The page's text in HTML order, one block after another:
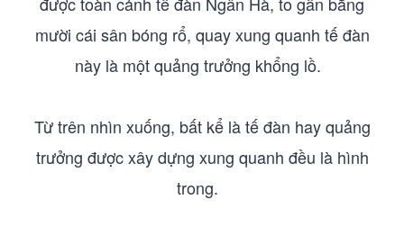
mười cái sân bóng rổ, quay xung quanh tế đàn
này là một quảng trưởng khổng lồ.
Từ trên nhìn xuống, bất kể là tế đàn hay quảng
trưởng được xây dựng xung quanh đều là hình
trong.